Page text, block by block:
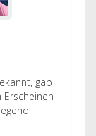
gab